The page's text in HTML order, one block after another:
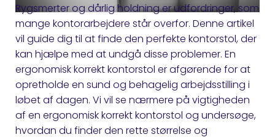
Rygsmerter og dårlig holdning er udfordringer, som
mange kontorarbejdere står overfor. Denne artikel
vil guide dig til at finde den perfekte kontorstol, der
kan hjælpe med at undgå disse problemer. En
ergonomisk korrekt kontorstol er afgørende for at
opretholde en sund og behagelig arbejdsstilling i
løbet af dagen. Vi vil se nærmere på vigtigheden
af en ergonomisk korrekt kontorstol og undersøge,
hvordan du finder den rette størrelse og